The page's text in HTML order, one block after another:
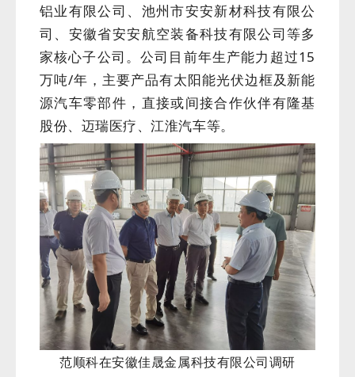
铝业有限公司、池州市安安新材科技有限公
司、安徽省安安航空装备科技有限公司等多
家核心子公司。公司目前年生产能力超过15
万吨/年，主要产品有太阳能光伏边框及新能
源汽车零部件，直接或间接合作伙伴有隆基
股份、迈瑞医疗、江淮汽车等。
范顺科在安徽佳晟金属科技有限公司调研